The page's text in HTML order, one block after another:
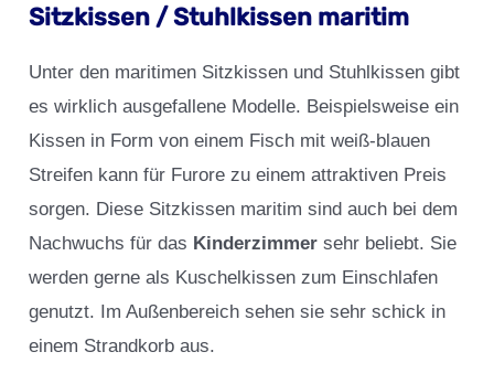
Sitzkissen / Stuhlkissen maritim
Unter den maritimen Sitzkissen und Stuhlkissen gibt
es wirklich ausgefallene Modelle. Beispielsweise ein
Kissen in Form von einem Fisch mit weiß-blauen
Streifen kann für Furore zu einem attraktiven Preis
sorgen. Diese Sitzkissen maritim sind auch bei dem
Nachwuchs für das Kinderzimmer sehr beliebt. Sie
werden gerne als Kuschelkissen zum Einschlafen
genutzt. Im Außenbereich sehen sie sehr schick in
einem Strandkorb aus.